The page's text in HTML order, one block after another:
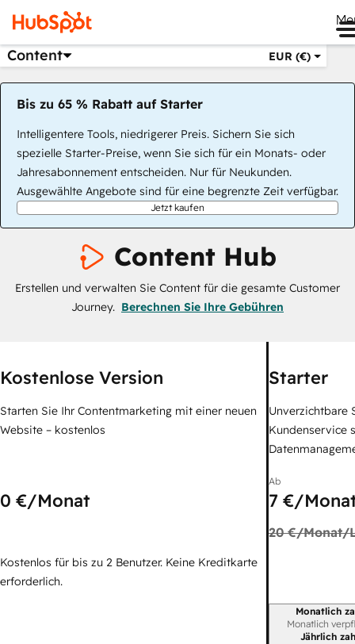
Content EUR (€)
Bis zu 65 % Rabatt auf Starter
Intelligentere Tools, niedrigerer Preis. Sichern Sie sich
spezielle Starter-Preise, wenn Sie sich für ein Monats- oder
Jahresabonnement entscheiden. Nur für Neukunden.
Ausgewählte Angebote sind für eine begrenzte Zeit verfügbar.
Jetzt kaufen
Content Hub
Erstellen und verwalten Sie Content für die gesamte Customer
Journey. Berechnen Sie Ihre Gebühren
Kostenlose Version
Starten Sie Ihr Contentmarketing mit einer neuen
Website – kostenlos
0 €/Monat
Kostenlos für bis zu 2 Benutzer. Keine Kreditkarte
erforderlich.
Starter
Unverzichtbare
Kundenservice
Ab
7 €/
20 €/Monat/
Monatlich
Monatlich
Jährlich